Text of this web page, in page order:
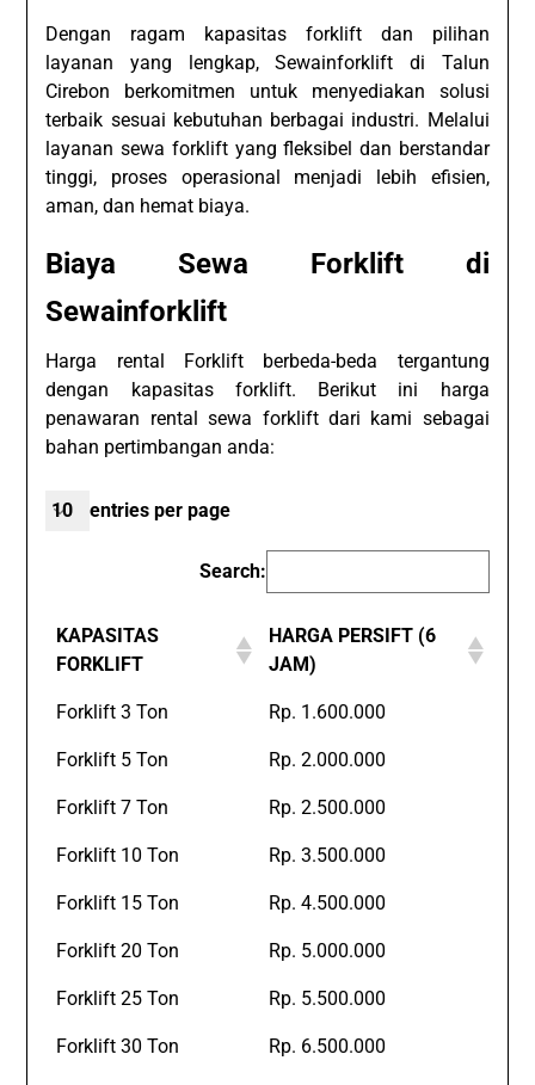
Dengan ragam kapasitas forklift dan pilihan
layanan yang lengkap, Sewainforklift di Talun
Cirebon berkomitmen untuk menyediakan solusi
terbaik sesuai kebutuhan berbagai industri. Melalui
layanan sewa forklift yang fleksibel dan berstandar
tinggi, proses operasional menjadi lebih efisien,
aman, dan hemat biaya.
Biaya Sewa Forklift di
Sewainforklift
Harga rental Forklift berbeda-beda tergantung
dengan kapasitas forklift. Berikut ini harga
penawaran rental sewa forklift dari kami sebagai
bahan pertimbangan anda:
entries per page
Search:
KAPASITAS
FORKLIFT
HARGA PERSIFT (6
JAM)
Forklift 3 Ton Rp. 1.600.000
Forklift 5 Ton Rp. 2.000.000
Forklift 7 Ton Rp. 2.500.000
Forklift 10 Ton Rp. 3.500.000
Forklift 15 Ton Rp. 4.500.000
Forklift 20 Ton Rp. 5.000.000
Forklift 25 Ton Rp. 5.500.000
Forklift 30 Ton Rp. 6.500.000